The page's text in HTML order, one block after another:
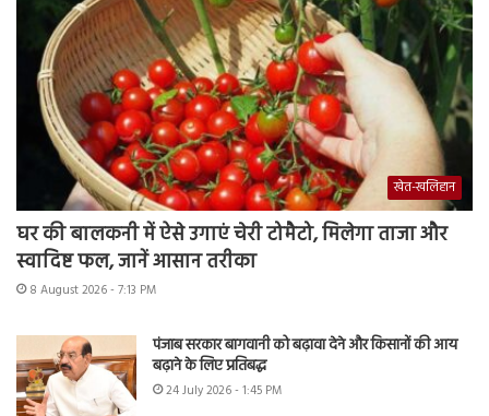
खेत-खलिहान
घर की बालकनी में ऐसे उगाएं चेरी टोमैटो, मिलेगा ताजा और
स्वादिष्ट फल, जानें आसान तरीका
8 August 2026 - 7:13 PM
पंजाब सरकार बागवानी को बढ़ावा देने और किसानों की आय
बढ़ाने के लिए प्रतिबद्ध
24 July 2026 - 1:45 PM